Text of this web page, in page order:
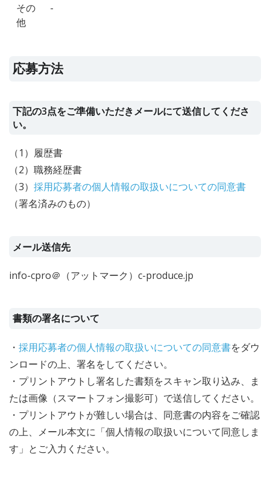
その
他
-
応募方法
下記の3点をご準備いただきメールにて送信してくださ
い。
（1）履歴書
（2）職務経歴書
（3） 採用応募者の個人情報の取扱いについての同意書
（署名済みのもの）
メール送信先
info-cpro＠（アットマーク）c-produce.jp
書類の署名について
・ 採用応募者の個人情報の取扱いについての同意書をダウ
ンロードの上、署名をしてください。
・プリントアウトし署名した書類をスキャン取り込み、ま
たは画像（スマートフォン撮影可）で送信してください。
・プリントアウトが難しい場合は、同意書の内容をご確認
の上、メール本文に「個人情報の取扱いについて同意しま
す」とご入力ください。